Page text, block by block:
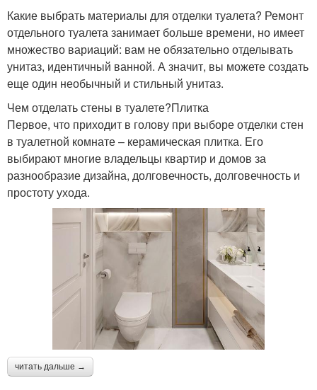
Какие выбрать материалы для отделки туалета? Ремонт
отдельного туалета занимает больше времени, но имеет
множество вариаций: вам не обязательно отделывать
унитаз, идентичный ванной. А значит, вы можете создать
еще один необычный и стильный унитаз.
Чем отделать стены в туалете?Плитка
Первое, что приходит в голову при выборе отделки стен
в туалетной комнате – керамическая плитка. Его
выбирают многие владельцы квартир и домов за
разнообразие дизайна, долговечность, долговечность и
простоту ухода.
читать дальше →